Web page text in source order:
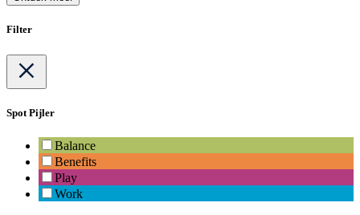
Filter
Spot Pijler
Balance
Benefits
Play
Work